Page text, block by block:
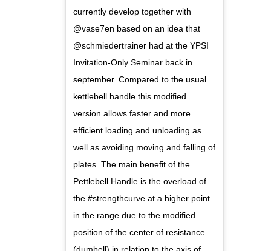
currently develop together with
@vase7en based on an idea that
@schmiedertrainer had at the YPSI
Invitation-Only Seminar back in
september. Compared to the usual
kettlebell handle this modified
version allows faster and more
efficient loading and unloading as
well as avoiding moving and falling of
plates. The main benefit of the
Pettlebell Handle is the overload of
the #strengthcurve at a higher point
in the range due to the modified
position of the center of resistance
(dumbell) in relation to the axis of